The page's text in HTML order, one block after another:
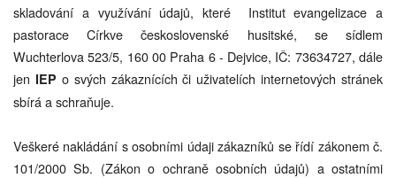
skladování a využívání údajů, které Institut evangelizace a
pastorace Církve československé husitské, se sídlem
Wuchterlova 523/5, 160 00 Praha 6 - Dejvice, IČ: 73634727, dále
jen IEP o svých zákaznících či uživatelích internetových stránek
sbírá a schraňuje.
Veškeré nakládání s osobními údaji zákazníků se řídí zákonem č.
101/2000 Sb. (Zákon o ochraně osobních údajů) a ostatními